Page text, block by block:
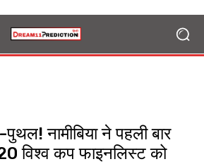
नामीबिया ने पहली बार
विश्व कप फाइनलिस्ट को